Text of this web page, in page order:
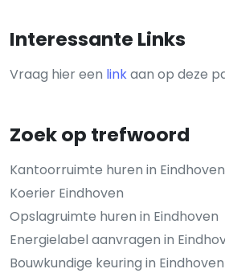
Interessante Links
Vraag hier een linkaan op deze
Zoek op trefwoord
Kantoorruimte huren in Eindhoven
Koerier Eindhoven
Opslagruimte huren in Eindhoven
Energielabel aanvragen in
Bouwkundige keuring in Eindhoven